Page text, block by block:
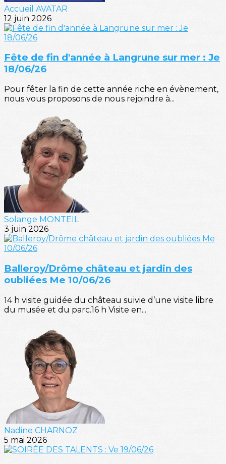
Accueil AVATAR
12 juin 2026
Fête de fin d'année à Langrune sur mer : Je
18/06/26
Pour fêter la fin de cette année riche en évènement,
nous vous proposons de nous rejoindre à...
Solange MONTEIL
3 juin 2026
Balleroy/Drôme château et jardin des
oubliées Me 10/06/26
14 h visite guidée du château suivie d’une visite libre
du musée et du parc.16 h Visite en...
Nadine CHARNOZ
5 mai 2026